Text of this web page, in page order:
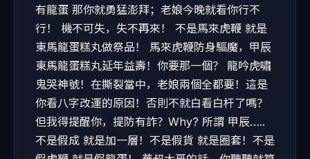
有龍蛋 那你就勇猛澎拜；老娘今晚就看你行不
行！ 機不可失，失不再來！ 不是馬來虎鞭 就是
東馬龍蛋糕丸做祭品！ 馬來虎鞭防身驅魔，甲辰
東馬龍蛋糕丸延年益壽！你要那一個？ 龍吟虎嘯
鬼哭神號！在撕裂當中，老娘兩個全都要！這是
你看八字改運的原因！否則不就白看白杆了嗎？
但我得提醒你，提防有詐？Why? 所謂 甲辰…..
不是假成 就是加一層！不是假貨 就是圈套！不是